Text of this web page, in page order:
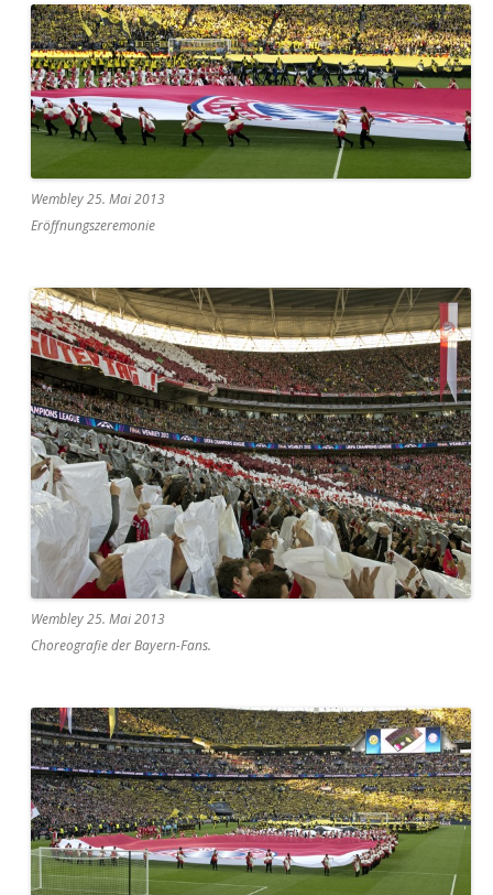
Wembley 25. Mai 2013
Eröffnungszeremonie
Wembley 25. Mai 2013
Choreografie der Bayern-Fans.